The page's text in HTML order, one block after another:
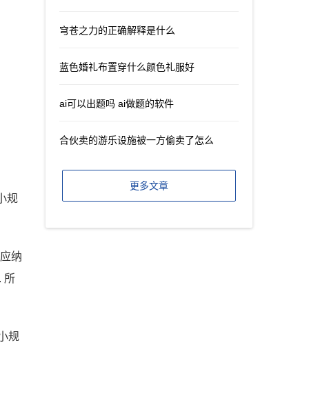
规
纳
所
规
穹苍之力的正确解释是什么
蓝色婚礼布置穿什么颜色礼服好
ai可以出题吗 ai做题的软件
合伙卖的游乐设施被一方偷卖了怎么
更多文章